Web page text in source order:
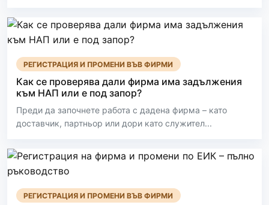
РЕГИСТРАЦИЯ И ПРОМЕНИ ВЪВ ФИРМИ
Как се проверява дали фирма има задължения
към НАП или е под запор?
Преди да започнете работа с дадена фирма – като
доставчик, партньор или дори като служител...
РЕГИСТРАЦИЯ И ПРОМЕНИ ВЪВ ФИРМИ